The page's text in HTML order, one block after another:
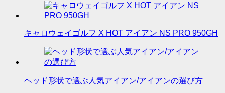
キャロウェイゴルフ X HOT アイアン NS PRO 950GH
ヘッド形状で選ぶ人気アイアン/アイアンの選び方